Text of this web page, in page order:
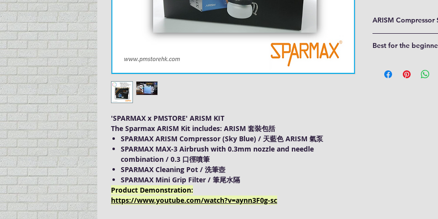
'SPARMAX x PMSTORE' ARISM KIT
The Sparmax ARISM Kit includes: ARISM 套裝包括
SPARMAX ARISM Compressor (Sky Blue) / 天藍色 ARISM 氣泵
SPARMAX MAX-3 Airbrush with 0.3mm nozzle and needle
combination / 0.3 口徑噴筆
SPARMAX Cleaning Pot / 洗筆壺
SPARMAX Mini Grip Filter / 筆尾水隔
Product Demonstration:
https://www.youtube.com/watch?v=aynn3F0g-sc
ARISM Compressor
Pressure switch
2M Braided hose
Best for the
Nail Art,